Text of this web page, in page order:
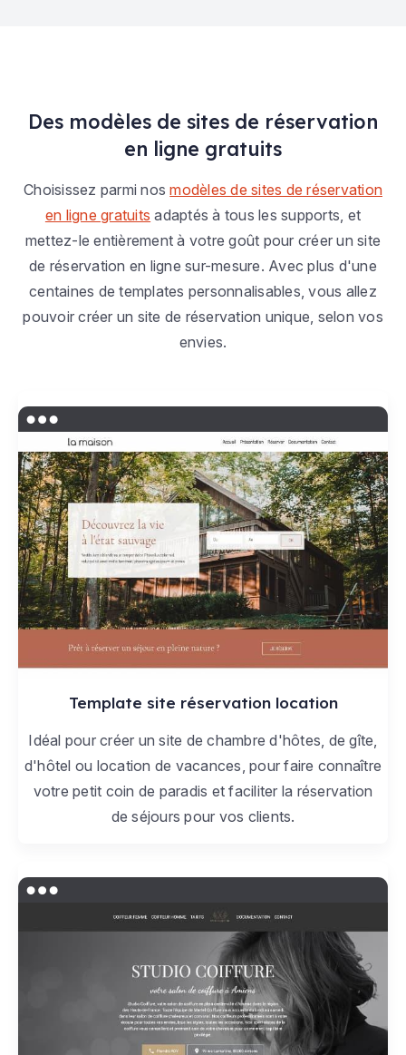
Des modèles de sites de réservation
en ligne gratuits
Choisissez parmi nosmodèles de sites de réservation
en ligne gratuits adaptés à tous les supports, et
mettez-le entièrement à votre goût pour créer un site
de réservation en ligne sur-mesure. Avec plus d'une
centaines de templates personnalisables, vous allez
pouvoir créer un site de réservation unique, selon vos
envies.
Template site réservation location
Idéal pour créer un site de chambre d'hôtes, de gîte,
d'hôtel ou location de vacances, pour faire connaître
votre petit coin de paradis et faciliter la réservation
de séjours pour vos clients.